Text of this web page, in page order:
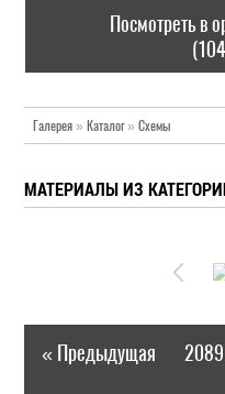
Посмотреть в
Галерея » Каталог» Схемы
МАТЕРИАЛЫ ИЗ
« Предыдущая 2089